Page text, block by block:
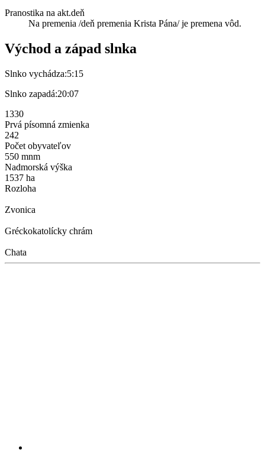
Pranostika na akt.deň
Na premenia /deň premenia Krista Pána/ je premena vôd.
Východ a západ slnka
Slnko vychádza:5:15
Slnko zapadá:20:07
1330
Prvá písomná zmienka
242
Počet obyvateľov
550 mnm
Nadmorská výška
1537 ha
Rozloha
Zvonica
Gréckokatolícky chrám
Chata